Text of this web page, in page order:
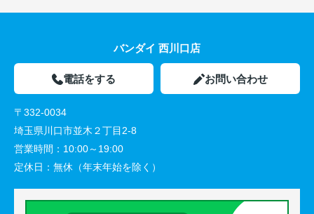
バンダイ 西川口店
電話をする お問い合わせ
〒332-0034
埼玉県川口市並木２丁目2-8
営業時間： 10:00～19:00
定休日： 無休（年末年始を除く）